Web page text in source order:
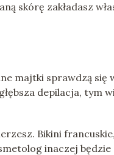
skórę zakładasz
majtki sprawdzą się
depilacja, tym
Bikini
inaczej będzie